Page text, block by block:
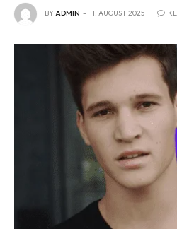
BYADMIN 11. AUGUST 2025